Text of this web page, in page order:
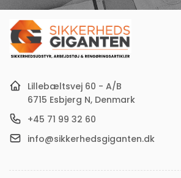
e-
mail-
adresse
Lillebæltsvej 60 - A/B
6715 Esbjerg N, Denmark
+45 71 99 32 60
info@sikkerhedsgiganten.dk